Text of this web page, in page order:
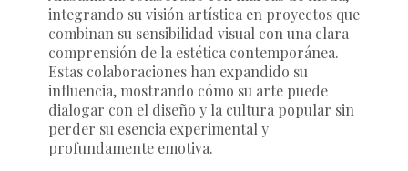
integrando su visión artística en proyectos que
combinan su sensibilidad visual con una clara
comprensión de la estética contemporánea.
Estas colaboraciones han expandido su
influencia, mostrando cómo su arte puede
dialogar con el diseño y la cultura popular sin
perder su esencia experimental y
profundamente emotiva.